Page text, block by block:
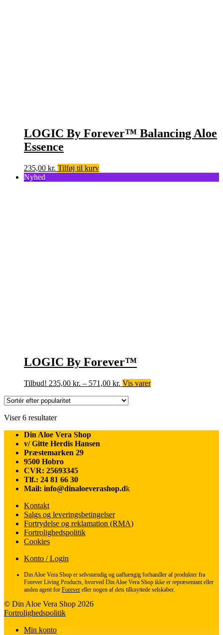
LOGIC By Forever™ Balancing Aloe
Essence
235,00 kr. Tilføj til kurv
Nyhed
LOGIC By Forever™
Tilbud! 235,00 kr. – 571,00 kr. Prisinterval:
til
Vis varer
Viser 6 resultaterSorteret
popularitet
Din Aloe Vera Shop
v/ Gitte Herdis Hansen
Præstemarken 29
9500 Hobro
CVR: 25693345
Tlf.: 24 81 66 30
Mail: info@dinaloeverashop.dk
Kontakt
Salgs og leveringsbetingelser
Fortrydelse og reklamation (RMA)
Fortrolighedspolitik
Cookies
Konto / Login
Din Aloe Vera Shop er selvstændig og uafhængig forhandler af produkter fra
Forever Living Products, hvorved Din Aloe Vera Shop ikke er repræsentant eller
anden agent for Forever eller nogen af dets tilknyttede selskaber.
© Din Aloe Vera Shop 2026
Fortrolighedspolitik
Min konto